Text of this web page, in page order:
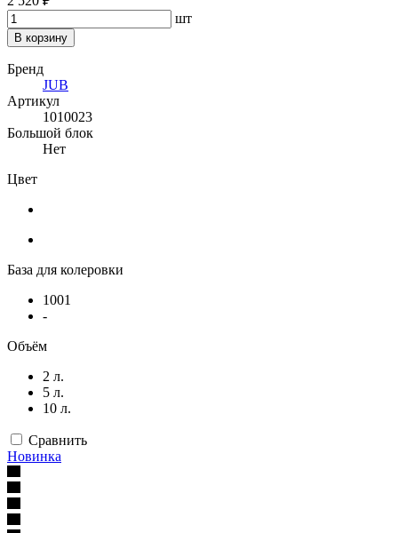
шт
В корзину
Бренд
JUB
Артикул
1010023
Большой блок
Нет
Цвет
База для колеровки
1001
-
Объём
2 л.
5 л.
10 л.
Сравнить
Новинка